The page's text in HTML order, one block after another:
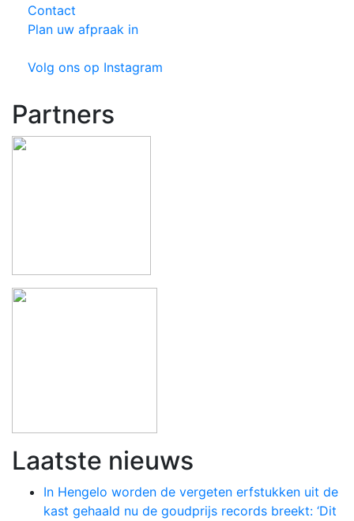
Contact
Plan uw afpraak in
Volg ons op Instagram
Partners
Laatste nieuws
In Hengelo worden de vergeten erfstukken uit de
kast gehaald nu de goudprijs records breekt: ‘Dit